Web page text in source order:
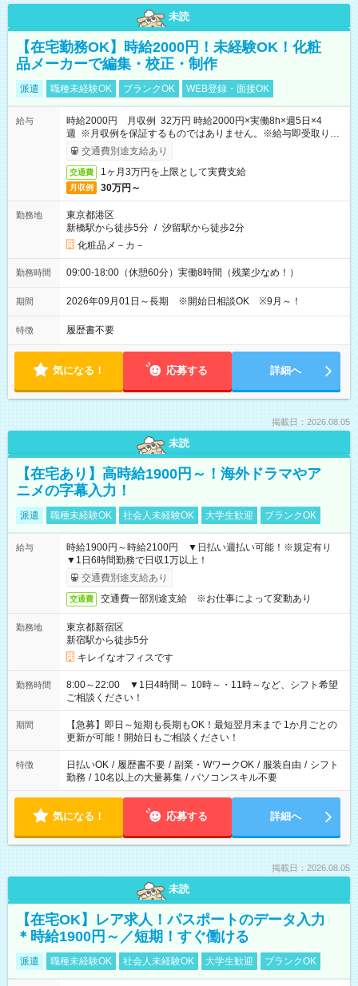
未読
【在宅勤務OK】時給2000円！未経験OK！化粧
品メーカーで編集・校正・制作
派遣 職種未経験OK ブランクOK WEB登録・面接OK
給与
時給2000円 月収例 32万円 時給2000円×実働8h×週5日×4
週 ※月収例を保証するものではありません。※給与即受取りサ
ービス利用可（利用条件有）
交通費別途支給あり
交通費 1ヶ月3万円を上限として実費支給
月収例 30万円～
勤務地
東京都港区
新橋駅から徒歩5分 / 汐留駅から徒歩2分
化粧品メ－カ－
勤務時間 09:00-18:00（休憩60分）実働8時間（残業少なめ！）
期間 2026年09月01日～長期 ※開始日相談OK ※9月～！
特徴 履歴書不要
気になる！ 応募する 詳細へ
掲載日：2026.08.05
未読
【在宅あり】高時給1900円～！海外ドラマやア
ニメの字幕入力！
派遣 職種未経験OK 社会人未経験OK 大学生歓迎 ブランクOK
給与
時給1900円～時給2100円 ▼日払い週払い可能！※規定有り
▼1日6時間勤務で日収1万以上！
交通費別途支給あり
交通費 交通費一部別途支給 ※お仕事によって変動あり
勤務地
東京都新宿区
新宿駅から徒歩5分
キレイなオフィスです
勤務時間
8:00～22:00 ▼1日4時間～ 10時～・11時～など、シフト希望
ご相談ください！
期間
【急募】即日～短期も長期もOK！最短翌月末まで 1か月ごとの
更新が可能！開始日もご相談ください！
特徴 日払いOK / 履歴書不要 / 副業・WワークOK / 服装自由 / シフト
勤務 / 10名以上の大量募集 / パソコンスキル不要
気になる！ 応募する 詳細へ
掲載日：2026.08.05
未読
【在宅OK】レア求人！パスポートのデータ入力
＊時給1900円～／短期！すぐ働ける
派遣 職種未経験OK 社会人未経験OK 大学生歓迎 ブランクOK